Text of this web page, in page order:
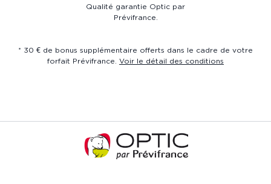
Qualité garantie Optic par
Prévifrance.
* 30 € de bonus supplémentaire offerts dans le cadre de votre
forfait Prévifrance. Voir le détail des conditions
Accueil
de